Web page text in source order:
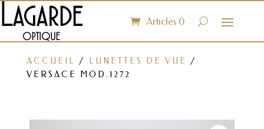
Articles 0
ACCUEIL / LUNETTES DE VUE
/
VERSACE MOD.1272